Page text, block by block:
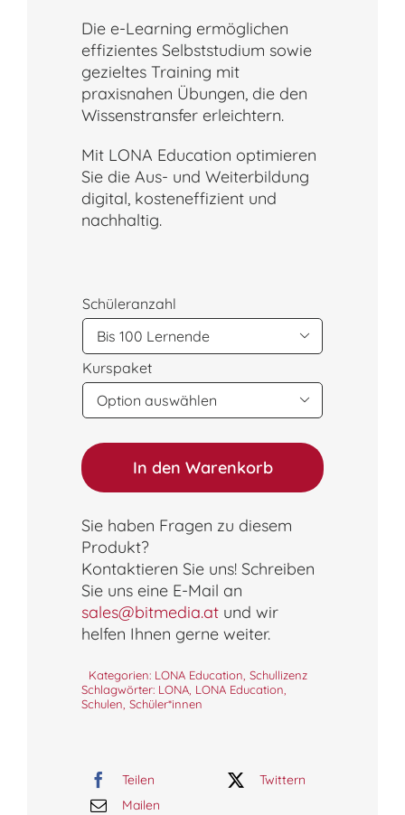
Die e-Learning ermöglichen
effizientes Selbststudium sowie
gezieltes Training mit
praxisnahen Übungen, die den
Wissenstransfer erleichtern.
Mit LONA Education optimieren
Sie die Aus- und Weiterbildung
digital, kosteneffizient und
nachhaltig.
Schüleranzahl

Kurspaket

In den Warenkorb
Sie haben Fragen zu diesem
Produkt?
Kontaktieren Sie uns! Schreiben
Sie uns eine E-Mail an
sales@bitmedia.atund wir
helfen Ihnen gerne weiter.
Kategorien: LONA Education Schullizenz
Schlagwörter: LONA, LONA Education
Schulen Schüler*innen
Teilen
Twittern
Mailen